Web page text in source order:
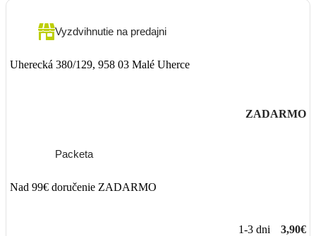
Vyzdvihnutie na predajni
Uherecká 380/129, 958 03 Malé Uherce
ZADARMO
Packeta
Nad 99€ doručenie ZADARMO
1-3 dni 3,90€